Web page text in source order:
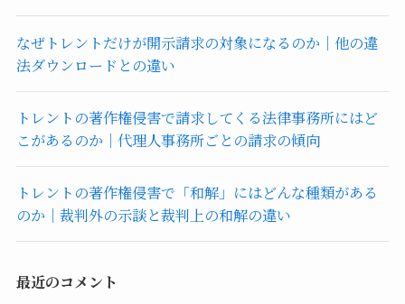
なぜトレントだけが開示請求の対象になるのか｜他の違
法ダウンロードとの違い
トレントの著作権侵害で請求してくる法律事務所にはど
こがあるのか｜代理人事務所ごとの請求の傾向
トレントの著作権侵害で「和解」にはどんな種類がある
のか｜裁判外の示談と裁判上の和解の違い
最近のコメント